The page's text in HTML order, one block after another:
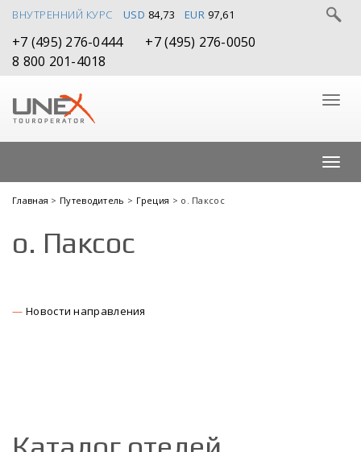
ВНУТРЕННИЙ КУРС USD 84,73 EUR 97,61
+7 (495) 276-0444
+7 (495) 276-0050
8 800 201-4018
Главная > Путеводитель > Греция > о. Паксос
о. Паксос
Новости направления